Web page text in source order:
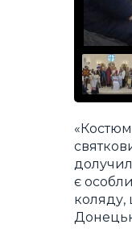
є
коляду,